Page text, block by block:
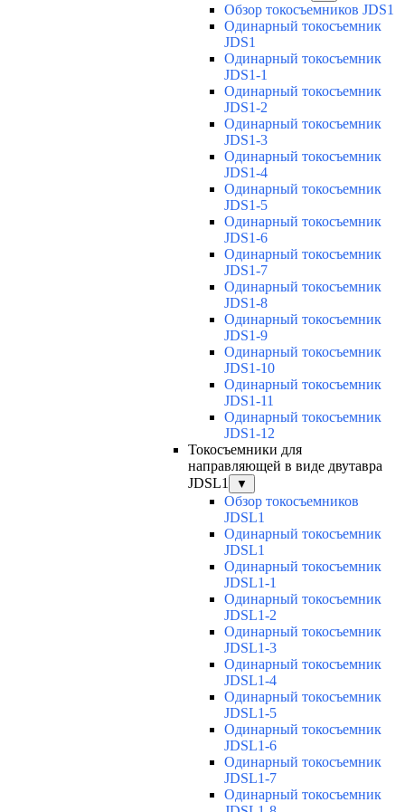
Обзор токосъемников JDS1
Одинарный токосъемник
JDS1
Одинарный токосъемник
JDS1-1
Одинарный токосъемник
JDS1-2
Одинарный токосъемник
JDS1-3
Одинарный токосъемник
JDS1-4
Одинарный токосъемник
JDS1-5
Одинарный токосъемник
JDS1-6
Одинарный токосъемник
JDS1-7
Одинарный токосъемник
JDS1-8
Одинарный токосъемник
JDS1-9
Одинарный токосъемник
JDS1-10
Одинарный токосъемник
JDS1-11
Одинарный токосъемник
JDS1-12
Токосъемники для
направляющей в виде двутавра
JDSL1
▼
Обзор токосъемников
JDSL1
Одинарный токосъемник
JDSL1
Одинарный токосъемник
JDSL1-1
Одинарный токосъемник
JDSL1-2
Одинарный токосъемник
JDSL1-3
Одинарный токосъемник
JDSL1-4
Одинарный токосъемник
JDSL1-5
Одинарный токосъемник
JDSL1-6
Одинарный токосъемник
JDSL1-7
Одинарный токосъемник